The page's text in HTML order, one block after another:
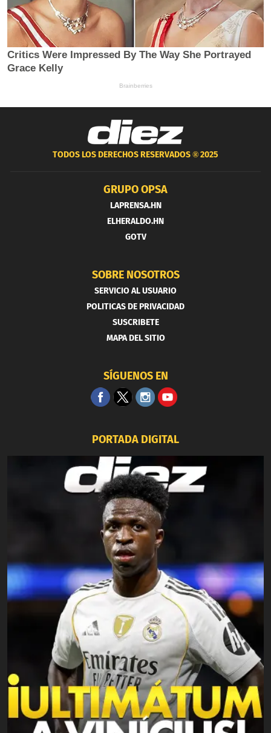
TODOS LOS DERECHOS RESERVADOS ®2025
GRUPO OPSA
LAPRENSA.HN
ELHERALDO.HN
GOTV
SOBRE NOSOTROS
SERVICIO AL USUARIO
POLITICAS DE PRIVACIDAD
SUSCRIBETE
MAPA DEL SITIO
SÍGUENOS EN
PORTADA DIGITAL